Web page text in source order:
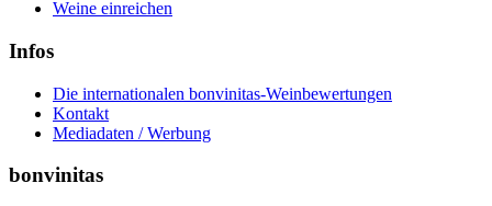
Weine einreichen
Infos
Die internationalen bonvinitas-Weinbewertungen
Kontakt
Mediadaten / Werbung
bonvinitas